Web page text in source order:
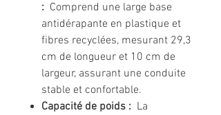
: Comprend une large base
antidérapante en plastique et
fibres recyclées, mesurant 29,3
cm de longueur et 10 cm de
largeur, assurant une conduite
stable et confortable.
Capacité de poids : La